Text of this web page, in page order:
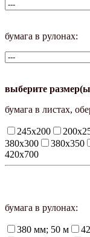
бумага в рулонах:
выберите
бумага в листах,
245х200
380х300
380х350
420х700
бумага в рулонах:
380 мм; 50 м